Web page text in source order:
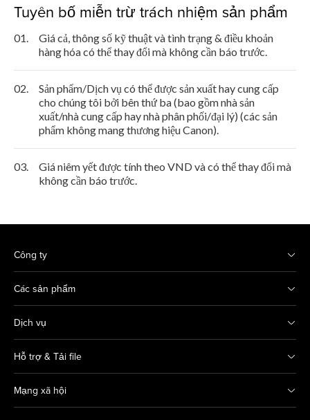
Tuyên bố miễn trừ trách nhiệm sản phẩm
01.
Giá cả, thông số kỹ thuật và tình trạng & điều khoản
hàng hóa có thể thay đổi mà không cần báo trước.
02.
Sản phẩm/Dịch vụ có thể được sản xuất hay cung cấp
cho chúng tôi bởi bên thứ ba (bao gồm nhà sản
xuất/nhà cung cấp hay nhà phân phối/đại lý) (các sản
phẩm không mang thương hiệu Canon).
03.
Giá niêm yết được tính theo VND và có thể thay đổi mà
không cần báo trước.
Công ty
Các sản phẩm
Dịch vụ
Hỗ trợ & Tải file
Mạng xã hội